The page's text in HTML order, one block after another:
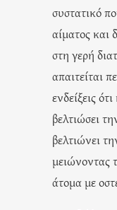
συστατικό
αίματος και
στη γερή
απαιτείται
ενδείξεις
βελτιώσει
βελτιώνει
μειώνοντας
άτομα με